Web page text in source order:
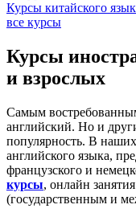
Курсы китайского
все курсы
Курсы
и взрослых
Самым
английский. Но и
популярность. В
английского языка,
французского и
курсы, онлайн
(государственным и